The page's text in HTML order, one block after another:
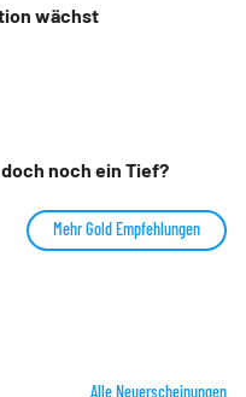
wächst
noch ein Tief?
Mehr Gold Empfehlungen
Alle Neuerscheinungen